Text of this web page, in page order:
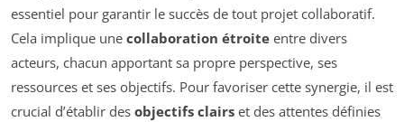
essentiel pour garantir le succès de tout projet collaboratif.
Cela implique une collaboration étroite entre divers
acteurs, chacun apportant sa propre perspective, ses
ressources et ses objectifs. Pour favoriser cette synergie, il est
crucial d’établir des objectifs clairs et des attentes définies